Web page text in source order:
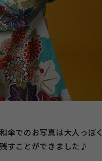
傘でのお写真は大人っぽく
すことができました♪